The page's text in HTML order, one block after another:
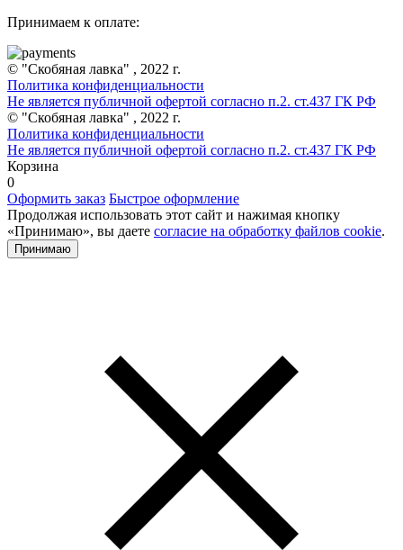
Принимаем к оплате:
© "Скобяная лавка" , 2022 г.
Политика конфиденциальности
Не является публичной офертой согласно п.2. ст.437 ГК РФ
© "Скобяная лавка" , 2022 г.
Политика конфиденциальности
Не является публичной офертой согласно п.2. ст.437 ГК РФ
Корзина
0
Оформить заказ Быстрое оформление
Продолжая использовать этот сайт и нажимая кнопку
«Принимаю», вы даете согласие на обработку файлов cookie.
Принимаю